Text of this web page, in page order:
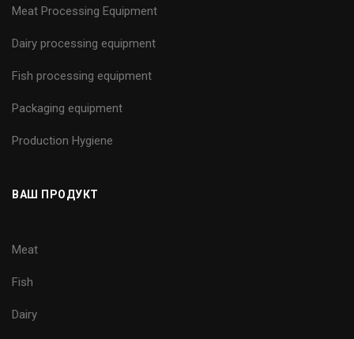
Meat Processing Equipment
Dairy processing equipment
Fish processing equipment
Packaging equipment
Production Hygiene
ВАШ ПРОДУКТ
Meat
Fish
Dairy